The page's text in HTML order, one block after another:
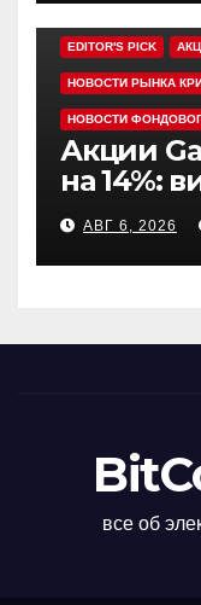
EDITOR'S PICK
НОВОСТИ РЫНКА
НОВОСТИ
Акции
на 14%:
АВГ 6, 2026
все об